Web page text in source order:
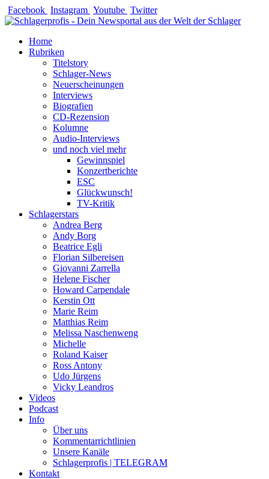
Zum
Inhalt
Facebook Instagram Youtube Twitter
Home
Rubriken
Titelstory
Schlager-News
Neuerscheinungen
Interviews
Biografien
CD-Rezension
Kolumne
Audio-Interviews
und noch viel mehr
Gewinnspiel
Konzertberichte
ESC
Glückwunsch!
TV-Kritik
Schlagerstars
Andrea Berg
Andy Borg
Beatrice Egli
Florian Silbereisen
Giovanni Zarrella
Helene Fischer
Howard Carpendale
Kerstin Ott
Marie Reim
Matthias Reim
Melissa Naschenweng
Michelle
Roland Kaiser
Ross Antony
Udo Jürgens
Vicky Leandros
Videos
Podcast
Info
Über uns
Kommentarrichtlinien
Unsere Kanäle
Schlagerprofis | TELEGRAM
Kontakt